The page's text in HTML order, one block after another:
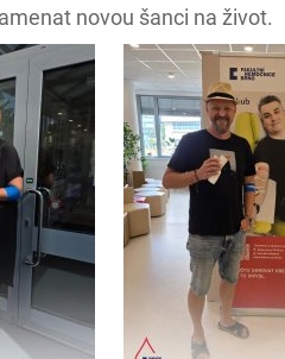
novou šanci na život.